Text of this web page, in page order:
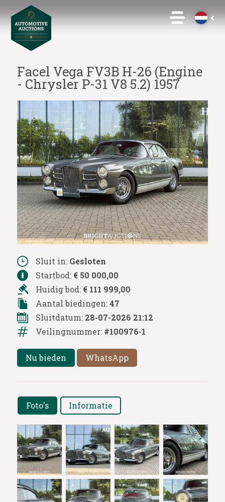
Facel Vega FV3B H-26 (Engine
- Chrysler P-31 V8 5.2) 1957
Sluit in: Gesloten
Startbod: € 50 000,00
Huidig bod: € 111 999,00
Aantal biedingen:47
Sluitdatum: 28-07-2026 21:12
Veilingnummer: #100976-1
Nu bieden WhatsApp
Foto's Informatie